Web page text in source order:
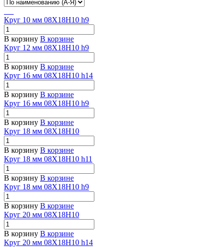
Круг 10 мм 08Х18Н10 h9
В корзину В корзине
Круг 12 мм 08Х18Н10 h9
В корзину В корзине
Круг 16 мм 08Х18Н10 h14
В корзину В корзине
Круг 16 мм 08Х18Н10 h9
В корзину В корзине
Круг 18 мм 08Х18Н10
В корзину В корзине
Круг 18 мм 08Х18Н10 h11
В корзину В корзине
Круг 18 мм 08Х18Н10 h9
В корзину В корзине
Круг 20 мм 08Х18Н10
В корзину В корзине
Круг 20 мм 08Х18Н10 h14